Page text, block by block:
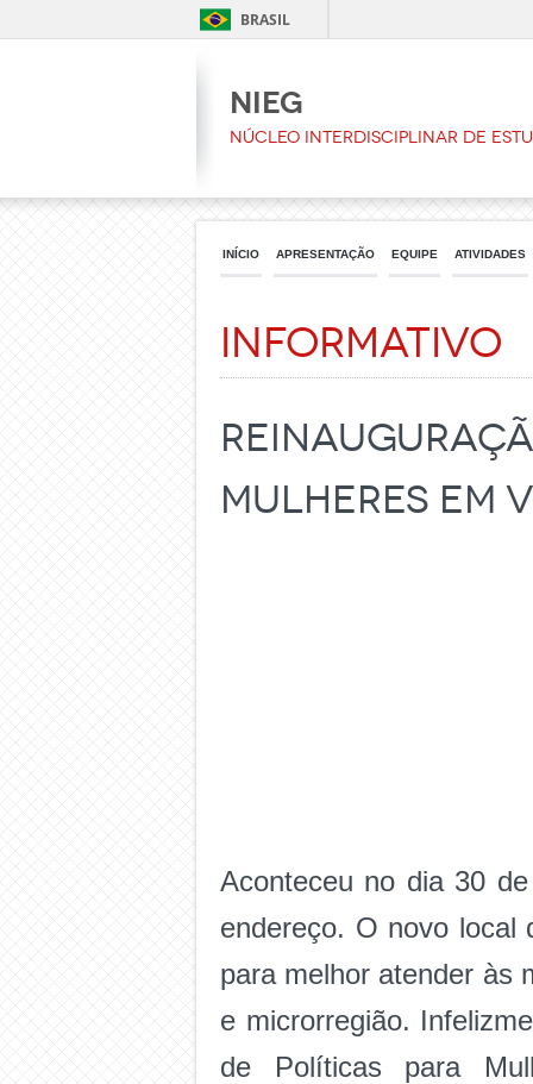
BRASIL
NIEG
Núcleo Interdisciplinar de
INÍCIO APRESENTAÇÃO EQUIPE ATIVIDADES
Informativo
Mulheres em
Aconteceu no dia 30
endereço. O novo local
para melhor atender às
e microrregião.
de Políticas para